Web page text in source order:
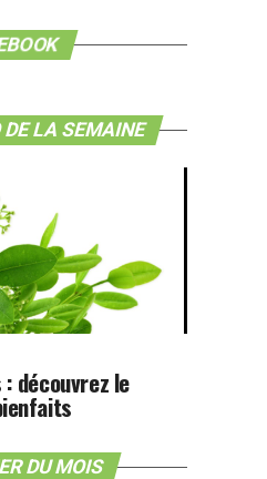
DE LA SEMAINE
découvrez le
DU MOIS